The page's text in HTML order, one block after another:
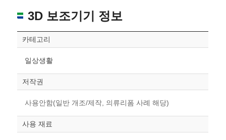
3D 보조기기 정보
카테고리
일상생활
저작권
사용안함(일반 개조/제작, 의류리폼 사례 해당)
사용 재료